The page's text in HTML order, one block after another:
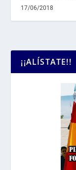
17/06/2018
¡¡ALÍSTATE!!